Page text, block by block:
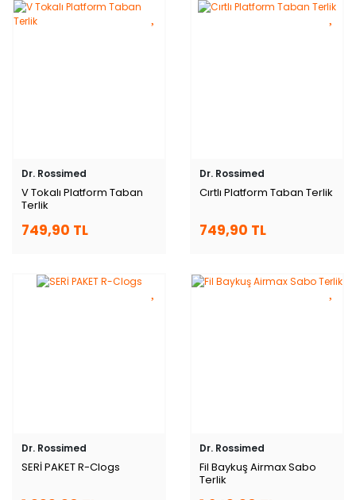
Dr. Rossimed
V Tokalı Platform Taban
Terlik
749,90 TL
Dr. Rossimed
Cırtlı Platform Taban Terlik
749,90 TL
Dr. Rossimed
SERİ PAKET R-Clogs
Dr. Rossimed
Fil Baykuş Airmax Sabo
Terlik